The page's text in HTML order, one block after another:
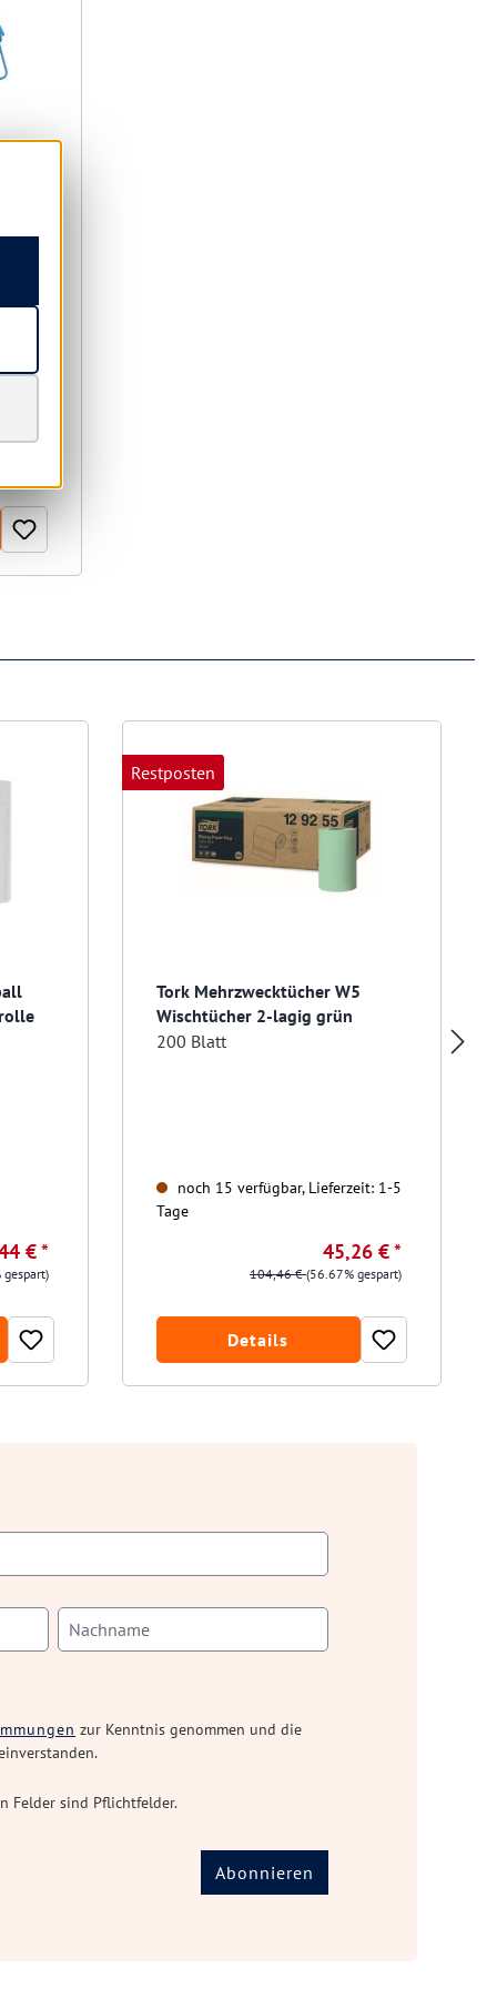
1-5
€ *
€ *
Restposten
Tork Mehrzwecktücher W5
Wischtücher 2-lagig grün
200 Blatt
noch 15 verfügbar, Lieferzeit: 1-5
Tage
45,26 € *
104,46 €(56.67% gespart)
Details
zur Kenntnis genommen und die
Felder sind Pflichtfelder.
Abonnieren